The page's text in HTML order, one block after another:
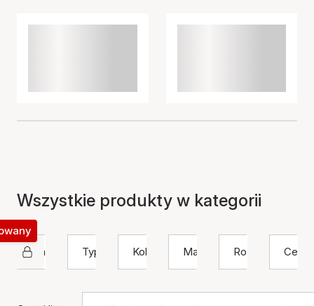
Wszystkie produkty w kategorii
Izabel Camille
Typ
Kolor Materiał Rozmiar Cena